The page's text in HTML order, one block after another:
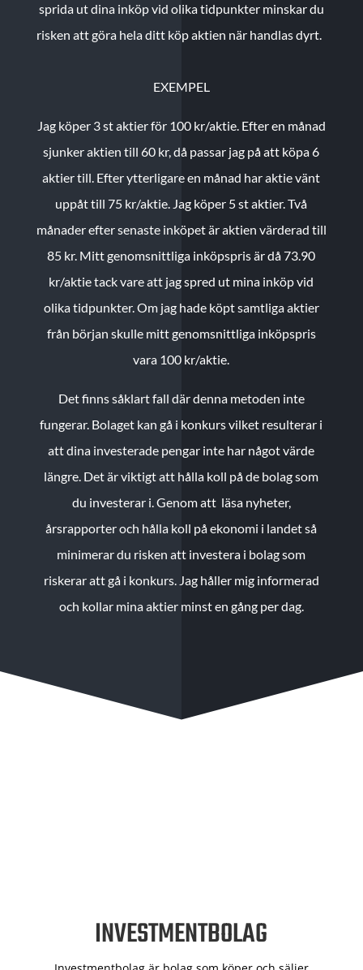
sprida ut dina inköp vid olika tidpunkter minskar du
risken att göra hela ditt köp aktien när handlas dyrt.
EXEMPEL
Jag köper 3 st aktier för 100 kr/aktie. Efter en månad
sjunker aktien till 60 kr, då passar jag på att köpa 6
aktier till. Efter ytterligare en månad har aktie vänt
uppåt till 75 kr/aktie. Jag köper 5 st aktier.Två
månader efter senaste inköpet är aktien värderad till
85 kr. Mitt genomsnittliga inköpspris är då 73.90
kr/aktie tack vare att jag spred ut mina inköp vid
olika tidpunkter. Om jag hade köpt samtliga aktier
från början skulle mitt genomsnittliga inköpspris
vara 100 kr/aktie.
Det finns såklart fall där denna metoden inte
fungerar. Bolaget kan gå i konkurs vilket resulterar i
att dina investerade pengar inte har något värde
längre. Det är viktigt att hålla koll på de bolag som
du investerar i. Genom att läsa nyheter,
årsrapporter och hålla koll på ekonomi i landet så
minimerar du risken att investera i bolag som
riskerar att gå i konkurs. Jag håller mig informerad
och kollar mina aktier minst en gång per dag.
INVESTMENTBOLAG